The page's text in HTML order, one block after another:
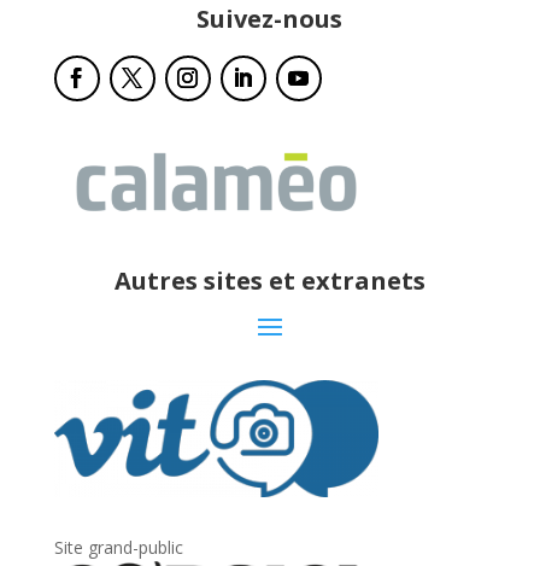
Suivez-nous
Autres sites et extranets
Site grand-public